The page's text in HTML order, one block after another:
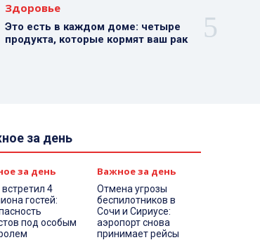
Здоровье
Это есть в каждом доме: четыре
продукта, которые кормят ваш рак
за день
за день
4
гостей:
под особым
Важное за день
Отмена угрозы
беспилотников в
Сочи и Сириусе:
аэропорт снова
принимает рейсы